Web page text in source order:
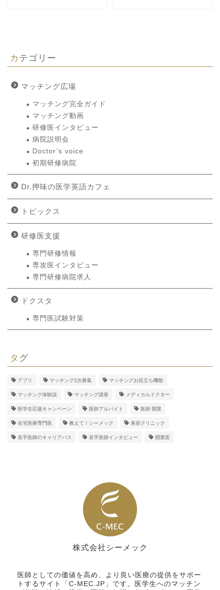
カテゴリー
マッチング広場
マッチング完全ガイド
マッチング動画
研修医インタビュー
病院説明会
Doctor’s voice
初期研修病院
Dr.押味の医学英語カフェ
トピックス
研修医支援
専門研修情報
専攻医インタビュー
専門研修病院求人
ドクスタ
専門医試験対策
タグ
アプリ マッチング2次募集 マッチングお役立ち機能
マッチング体験談 マッチング講座 メディカルドクター
医学生応援キャンペーン 医師アルバイト 医師 開業
在宅医療専門医 教えて！シーメック 美容クリニック
若手医師のキャリアパス 若手医師インタビュー 開業医
株式会社シーメック
医師としての価値を高め、より良い医療の提供をサポー
トするサイト「C-MEC.JP」です。医学生へのマッチン